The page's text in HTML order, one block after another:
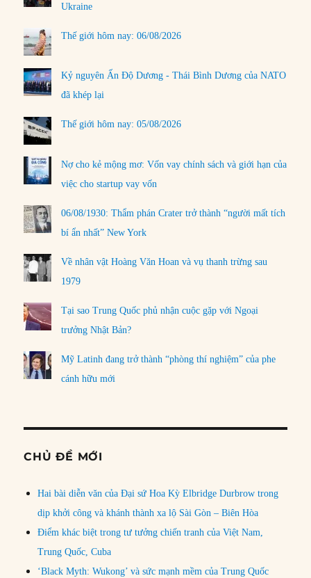
Ukraine
Thế giới hôm nay: 06/08/2026
Kỷ nguyên Ấn Độ Dương - Thái Bình Dương của NATO
đã khép lại
Thế giới hôm nay: 05/08/2026
Nợ cho kẻ mộng mơ: Vốn vay chính sách và giới hạn của
việc cho startup vay vốn
06/08/1930: Thẩm phán Crater trở thành “người mất tích
bí ẩn nhất” New York
Về nhân vật Hoàng Văn Hoan và vụ thanh trừng sau
1979
Tại sao Trung Quốc phủ nhận cuộc gặp với Ngoại
trưởng Nhật Bản?
Mỹ Latinh đang trở thành “phòng thí nghiệm” của phe
cánh hữu mới
CHỦ ĐỀ MỚI
Hai bài diễn văn của Đại sứ Hoa Kỳ Elbridge Durbrow trong
dịp khởi công và khánh thành xa lộ Sài Gòn – Biên Hòa
Điểm khác biệt trong tư tưởng chiến tranh của Việt Nam,
Trung Quốc, Cuba
‘Black Myth: Wukong’ và sức mạnh mềm của Trung Quốc